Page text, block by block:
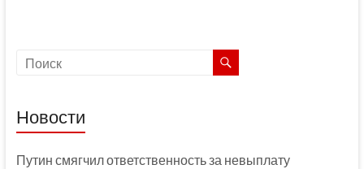
Новости
Путин смягчил ответственность за невыплату